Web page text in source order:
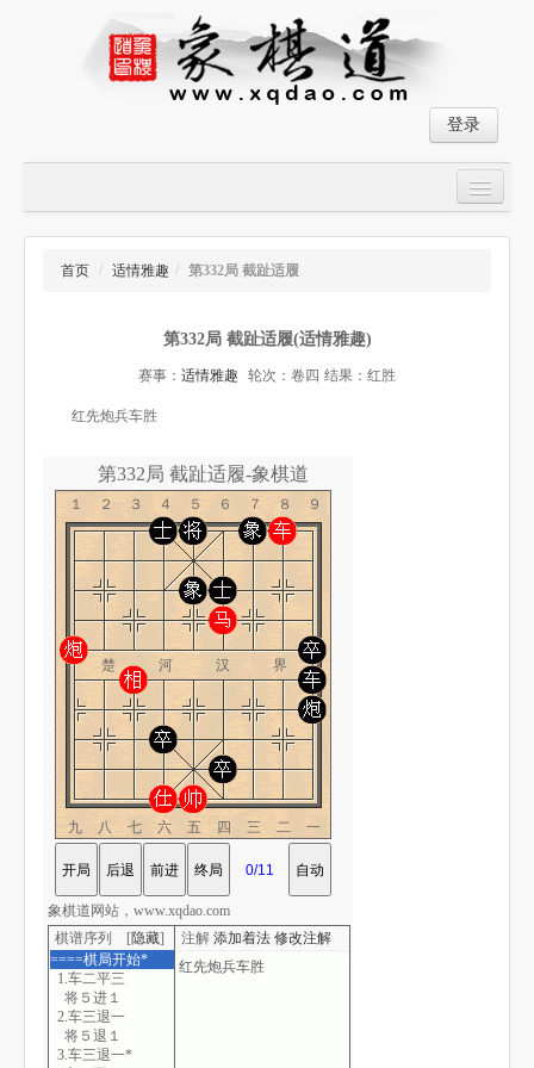
登录
大师对局
首页 / 适情雅趣 / 第332局 截趾适履
第332局 截趾适履(适情雅趣)
赛事： 适情雅趣 轮次：卷四 结果：红胜
红先炮兵车胜
第332局 截趾适履-象棋道
１２３４５６７８９
楚 河 汉 界
九八七六五四三二一
棋谱序列 [隐藏]
====棋局开始*
1.车二平三
将５进１
2.车三退一
将５退１
3.车三退一*
注解 添加着法 修改注解
象棋道网站，www.xqdao.com